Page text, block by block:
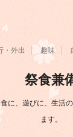
・外出 趣味
祭食兼
に、遊びに、生活
ます。